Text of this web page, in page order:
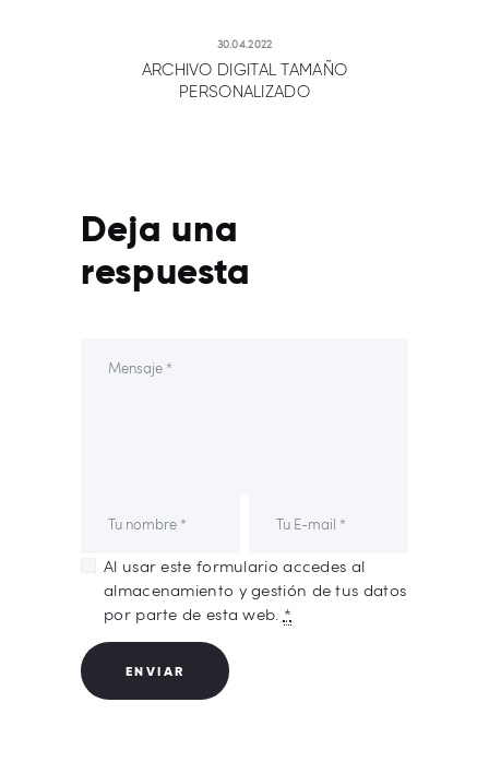
30.04.2022
ARCHIVO DIGITAL TAMAÑO
PERSONALIZADO
Deja una
respuesta
Al usar este formulario accedes al
almacenamiento y gestión de tus datos
por parte de esta web. *